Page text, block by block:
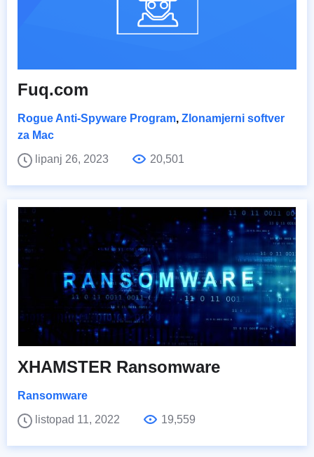
Fuq.com
Rogue Anti-Spyware Program, Zlonamjerni softver
za Mac
lipanj 26, 2023
20,501
XHAMSTER Ransomware
Ransomware
listopad 11, 2022
19,559